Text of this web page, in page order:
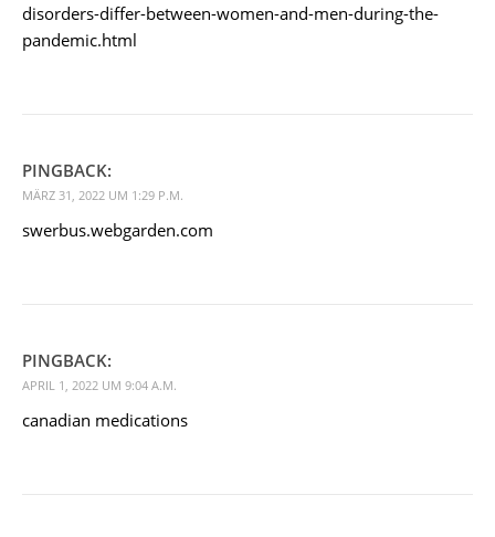
disorders-differ-between-women-and-men-during-the-
pandemic.html
PINGBACK:
MÄRZ 31, 2022 UM 1:29 P.M.
swerbus.webgarden.com
PINGBACK:
APRIL 1, 2022 UM 9:04 A.M.
canadian medications